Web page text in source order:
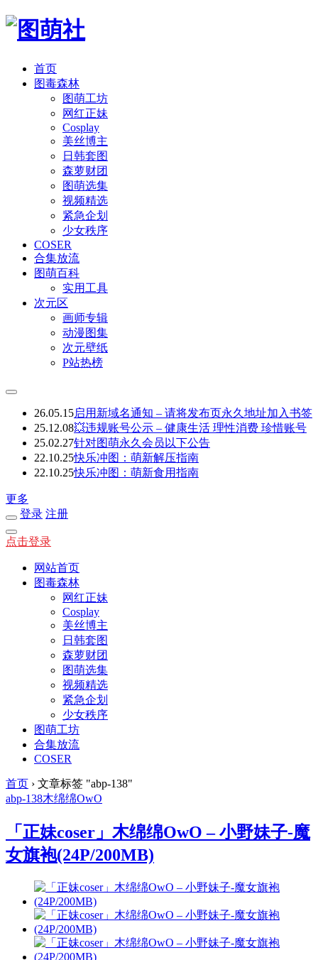
首页
图毒森林
图萌工坊
网红正妹
Cosplay
美丝博主
日韩套图
森萝财团
图萌选集
视频精选
紧急企划
少女秩序
COSER
合集放流
图萌百科
实用工具
次元区
画师专辑
动漫图集
次元壁纸
P站热榜
26.05.15启用新域名通知 – 请将发布页永久地址加入书签
25.12.08💥违规账号公示 – 健康生活 理性消费 珍惜账号
25.02.27针对图萌永久会员以下公告
22.10.25快乐冲图：萌新解压指南
22.10.25快乐冲图：萌新食用指南
更多
登录 注册
点击登录
网站首页
图毒森林
网红正妹
Cosplay
美丝博主
日韩套图
森萝财团
图萌选集
视频精选
紧急企划
少女秩序
图萌工坊
合集放流
COSER
首页 › 文章标签 "abp-138"
abp-138木绵绵OwO
「正妹coser」木绵绵OwO – 小野妹子-魔
女旗袍(24P/200MB)